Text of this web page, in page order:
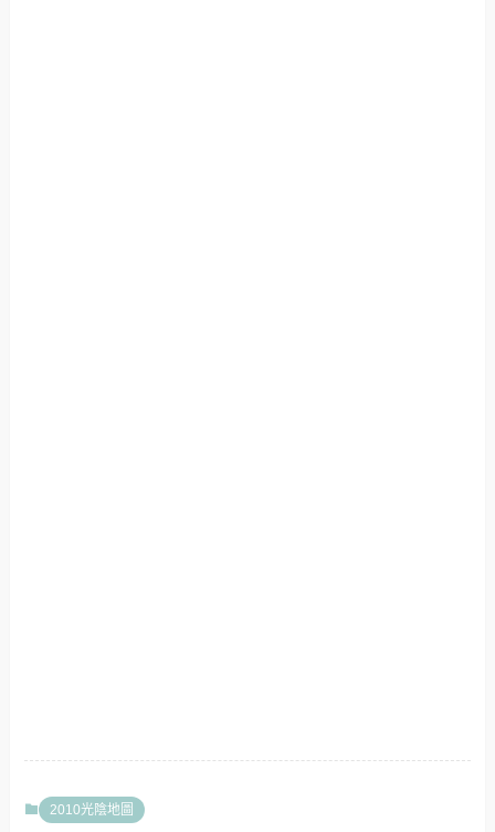
2010光陰地圖